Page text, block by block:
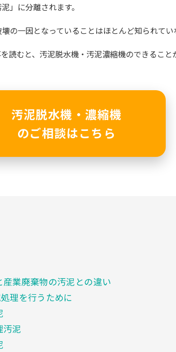
」に分離されます。
一因となっていることはほとんど知られてい
むと、汚泥脱水機・汚泥濃縮機のできること
汚泥脱水機・濃縮機
のご相談はこちら
業廃棄物の汚泥との違い
理を行うために
泥